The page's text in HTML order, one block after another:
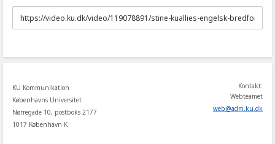
URL
to
KU Kommunikation
Københavns Universitet
Nørregade 10, postboks 2177
1017 København K
Kontakt:
Webteamet
web@adm.ku.dk